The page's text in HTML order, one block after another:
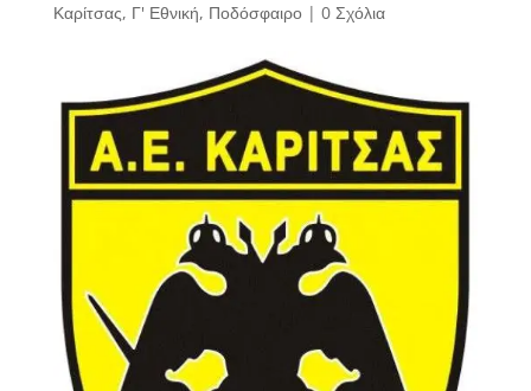
Καρίτσας, Γ' Εθνική, Ποδόσφαιρο| 0 Σχόλια